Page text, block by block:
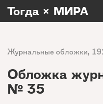
Тогда × МИРА
Журнальные обложки,
Обложка
№ 35